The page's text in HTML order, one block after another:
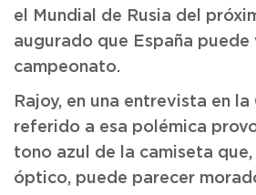
el Mundial de Rusia del
augurado que España puede
campeonato.
Rajoy, en una entrevista en la
referido a esa polémica
tono azul de la camiseta
óptico, puede parecer